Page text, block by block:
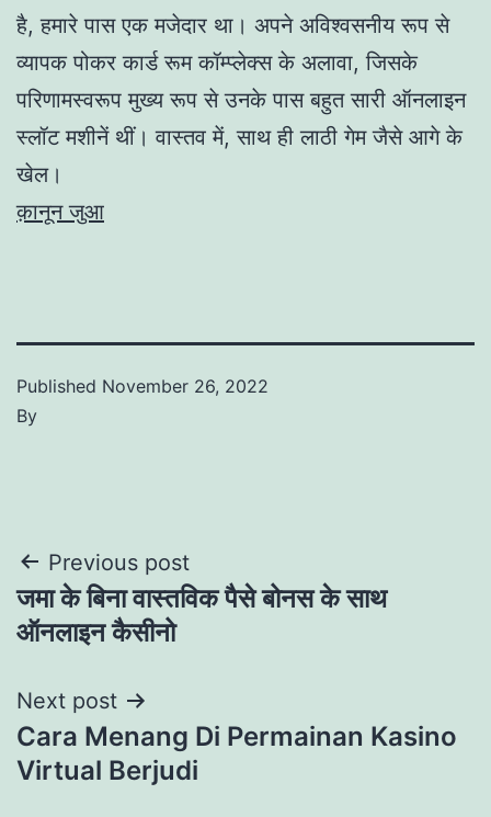
है, हमारे पास एक मजेदार था। अपने अविश्वसनीय रूप से
व्यापक पोकर कार्ड रूम कॉम्प्लेक्स के अलावा, जिसके
परिणामस्वरूप मुख्य रूप से उनके पास बहुत सारी ऑनलाइन
स्लॉट मशीनें थीं। वास्तव में, साथ ही लाठी गेम जैसे आगे के
खेल।
क़ानून जुआ
Published November 26, 2022
By
Post
navigation
Previous post
जमा के बिना वास्तविक पैसे बोनस के साथ
ऑनलाइन कैसीनो
Next post
Cara Menang Di Permainan Kasino
Virtual Berjudi